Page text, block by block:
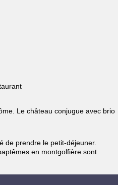
Le château conjugue avec brio
de prendre le petit-déjeuner.
en montgolfière sont